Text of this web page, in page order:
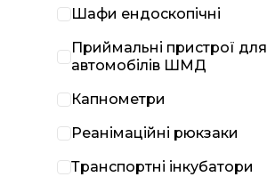
Шафи ендоскопічні
Приймальні пристрої для
автомобілів ШМД
Капнометри
Реанімаційні рюкзаки
Транспортні інкубатори